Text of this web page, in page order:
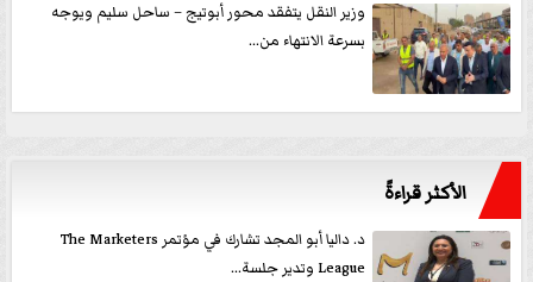
وزير النقل يتفقد محور أبوتيج – ساحل سليم ويوجه
بسرعة الانتهاء من...
الأكثر قراءةً
د. داليا أبو المجد تشارك في مؤتمر The Marketers
League وتدير جلسة...